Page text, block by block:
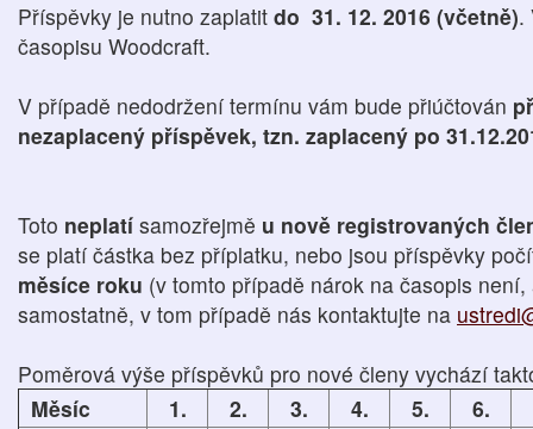
Příspěvky je nutno zaplatit do 31. 12. 2016 (včetně).
časopisu Woodcraft.
V případě nedodržení termínu vám bude přiúčtován
nezaplacený příspěvek, tzn. zaplacený po
Toto neplatí samozřejmě u nově registrovaných
se platí částka bez příplatku, nebo jsou příspěvky
měsíce roku (v tomto případě nárok na časopis
samostatně, v tom případě nás kontaktujte na
Poměrová výše příspěvků pro nové členy vychází
Měsíc
1. 2. 3. 4. 5. 6.